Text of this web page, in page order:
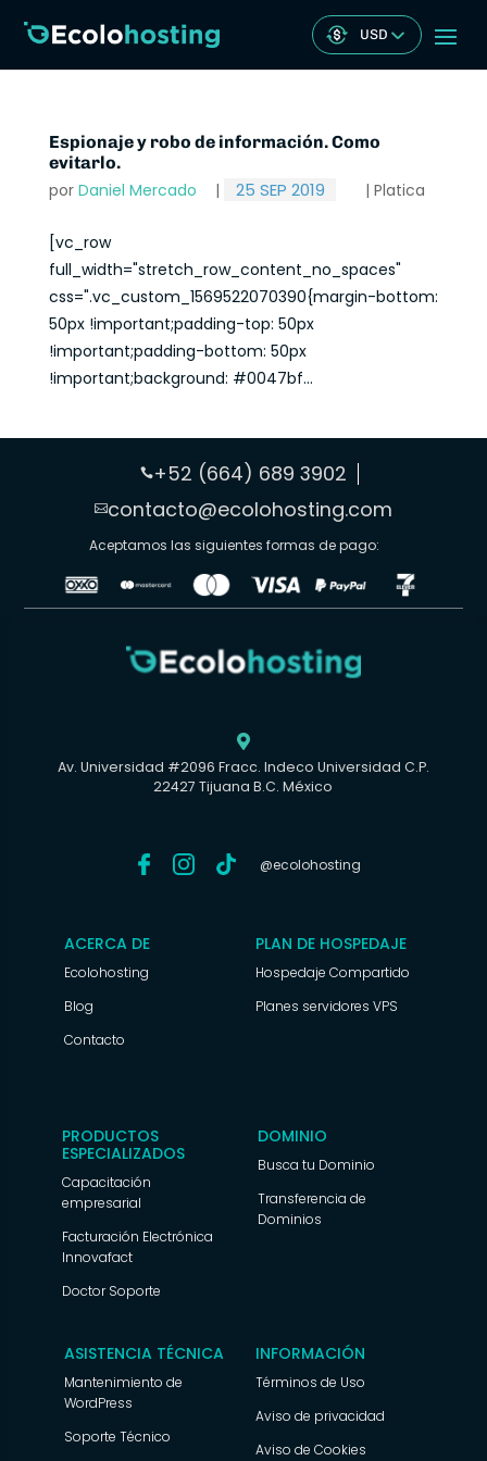
USD
Espionaje y robo de información. Como
evitarlo.
por Daniel Mercado | 25 SEP 2019 | Platica
[vc_row
full_width="stretch_row_content_no_spaces"
css=".vc_custom_1569522070390{margin-bottom:
50px !important;padding-top: 50px
!important;padding-bottom: 50px
!important;background: #0047bf...
+52 (664) 689 3902
contacto@ecolohosting.com
Aceptamos las siguientes formas de pago:

Av. Universidad #2096 Fracc. Indeco Universidad C.P.
22427 Tijuana B.C. México
@ecolohosting
ACERCA DE
Ecolohosting
Blog
Contacto
PLAN DE HOSPEDAJE
Hospedaje Compartido
Planes servidores VPS
PRODUCTOS
ESPECIALIZADOS
Capacitación
empresarial
Facturación Electrónica
Innovafact
Doctor Soporte
DOMINIO
Busca tu Dominio
Transferencia de
Dominios
ASISTENCIA TÉCNICA
Mantenimiento de
WordPress
Soporte Técnico
INFORMACIÓN
Términos de Uso
Aviso de privacidad
Aviso de Cookies